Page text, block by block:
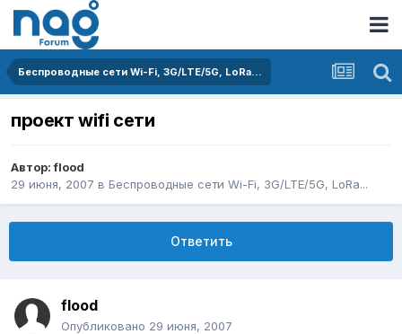
Беспроводные сети Wi-Fi, 3G/LTE/5G, LoRa...
проект wifi сети
Автор:flood
29 июня, 2007 в Беспроводные сети Wi-Fi, 3G/LTE/5G, LoRa...
Ответить
flood
Опубликовано 29 июня, 2007